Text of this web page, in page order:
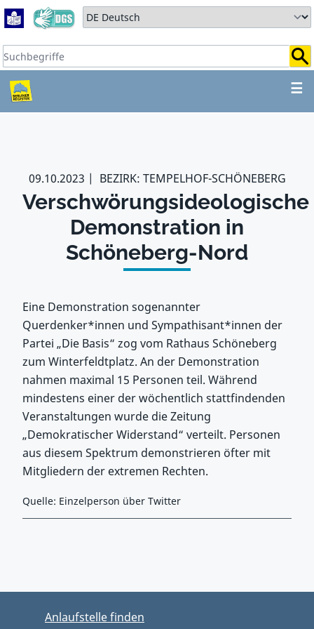
Zum Hauptbereich springen
Zum Hauptmenü springen
Sprache auswählen:
Suchbegriffe:
☰
ZUM HAUPTBEREICH
09.10.2023 BEZIRK: TEMPELHOF-SCHÖNEBERG
Verschwörungsideologische
Demonstration in
Schöneberg-Nord
Eine Demonstration sogenannter
Querdenker*innen und Sympathisant*innen der
Partei „Die Basis“ zog vom Rathaus Schöneberg
zum Winterfeldtplatz. An der Demonstration
nahmen maximal 15 Personen teil. Während
mindestens einer der wöchentlich stattfindenden
Veranstaltungen wurde die Zeitung
„Demokratischer Widerstand“ verteilt. Personen
aus diesem Spektrum demonstrieren öfter mit
Mitgliedern der extremen Rechten.
Quelle: Einzelperson über Twitter
Anlaufstelle finden